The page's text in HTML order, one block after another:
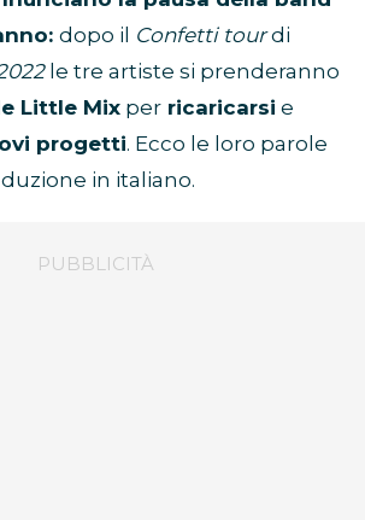
dopo il Confetti tourdi
le tre artiste si prenderanno
Little Mix per ricaricarsi e
progetti. Ecco le loro parole
in italiano.